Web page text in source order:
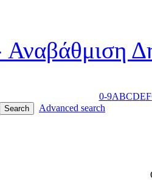
0-9ABCDEF
Advanced search